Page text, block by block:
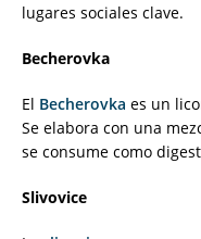
lugares sociales clave.
Becherovka
El Becherovka es un
Se elabora con una
se consume como
Slivovice